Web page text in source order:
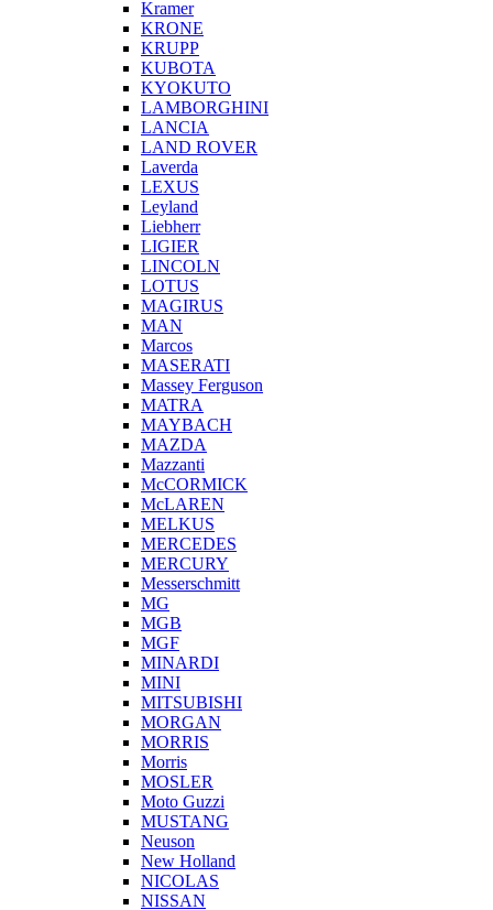
Kramer
KRONE
KRUPP
KUBOTA
KYOKUTO
LAMBORGHINI
LANCIA
LAND ROVER
Laverda
LEXUS
Leyland
Liebherr
LIGIER
LINCOLN
LOTUS
MAGIRUS
MAN
Marcos
MASERATI
Massey Ferguson
MATRA
MAYBACH
MAZDA
Mazzanti
McCORMICK
McLAREN
MELKUS
MERCEDES
MERCURY
Messerschmitt
MG
MGB
MGF
MINARDI
MINI
MITSUBISHI
MORGAN
MORRIS
Morris
MOSLER
Moto Guzzi
MUSTANG
Neuson
New Holland
NICOLAS
NISSAN